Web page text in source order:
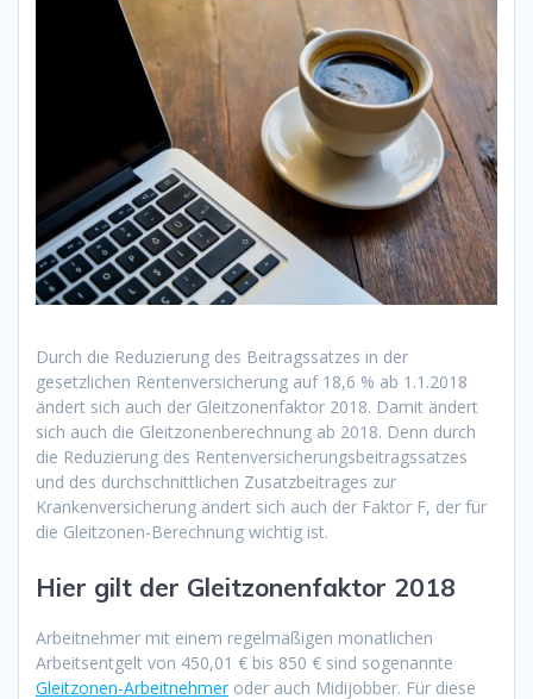
Durch die Reduzierung des Beitragssatzes in der
gesetzlichen Rentenversicherung auf 18,6 % ab 1.1.2018
ändert sich auch der Gleitzonenfaktor 2018. Damit ändert
sich auch die Gleitzonenberechnung ab 2018. Denn durch
die Reduzierung des Rentenversicherungsbeitragssatzes
und des durchschnittlichen Zusatzbeitrages zur
Krankenversicherung ändert sich auch der Faktor F, der für
die Gleitzonen-Berechnung wichtig ist.
Hier gilt der Gleitzonenfaktor 2018
Arbeitnehmer mit einem regelmäßigen monatlichen
Arbeitsentgelt von 450,01 € bis 850 € sind sogenannte
Gleitzonen-Arbeitnehmeroder auch Midijobber. Für diese